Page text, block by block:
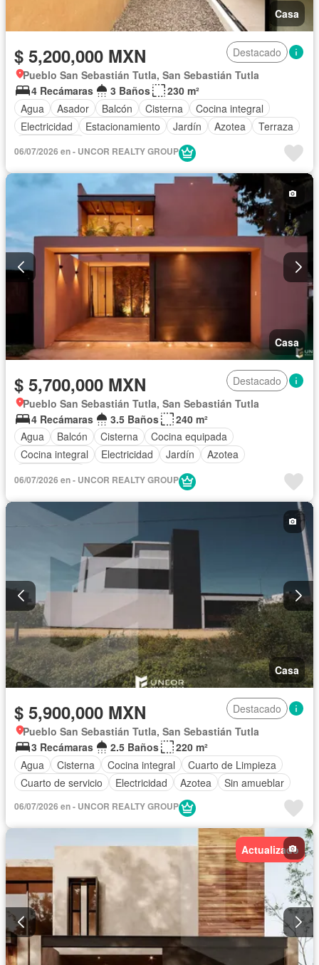
Casa
$ 5,200,000 MXN
Destacado
Pueblo San Sebastián Tutla, San Sebastián Tutla
4 Recámaras
3 Baños
230 m²
Agua
Asador Balcón Cisterna
Cocina integral
Electricidad
Estacionamiento Jardín Azotea
Terraza
06/07/2026 en - UNCOR REALTY GROUP
Casa
$ 5,700,000 MXN
Destacado
Pueblo San Sebastián Tutla, San Sebastián Tutla
4 Recámaras
3.5 Baños
240 m²
Agua
Balcón Cisterna
Cocina equipada
Cocina integral
Electricidad Jardín
Azotea
06/07/2026 en - UNCOR REALTY GROUP
Casa
$ 5,900,000 MXN
Destacado
Pueblo San Sebastián Tutla, San Sebastián Tutla
3 Recámaras
2.5 Baños
220 m²
Agua
Cisterna Cocina integral
Cuarto de Limpieza
Cuarto de servicio
Electricidad Azotea Sin amueblar
06/07/2026 en - UNCOR REALTY GROUP
Actualizado